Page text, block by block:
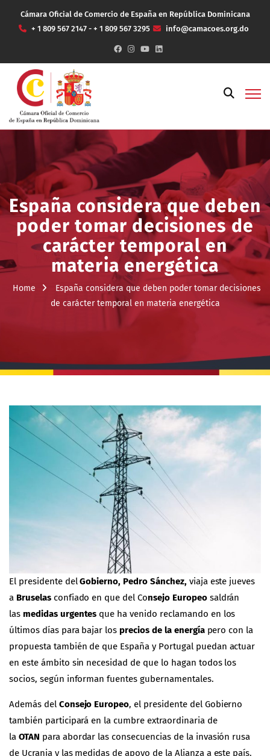
Cámara Oficial de Comercio de España en República Dominicana
+ 1 809 567 2147 - + 1 809 567 3295
info@camacoes.org.do
España considera que deben
poder tomar decisiones de
carácter temporal en
materia energética
Home
España considera que deben poder tomar decisiones
de carácter temporal en materia energética
El presidente delGobierno, Pedro Sánchez,viaja este jueves
aBruselasconfiado en que del Consejo Europeosaldrán
las medidas urgentes que ha venido reclamando en los
últimos días para bajar los precios de la energía pero con la
propuesta también de que España y Portugal puedan actuar
en este ámbito sin necesidad de que lo hagan todos los
socios, según informan fuentes gubernamentales.
Además delConsejo Europeo, el presidente del Gobierno
también participará en la cumbre extraordinaria de
laOTAN para abordar las consecuencias de la invasión rusa
de Ucrania y las medidas de apoyo de la Alianza a este país.